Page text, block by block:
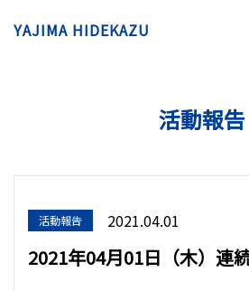
YAJIMA HIDEKAZU
活動報告
活動報告 2021.04.01
2021年04月01日（木）連